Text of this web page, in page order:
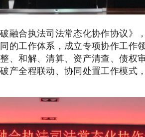
融合执法司法常态化协作协议》
的工作体系，成立专项协作工作
、和解、清算、资产清查、债权
产全程联动、协同处置工作模式